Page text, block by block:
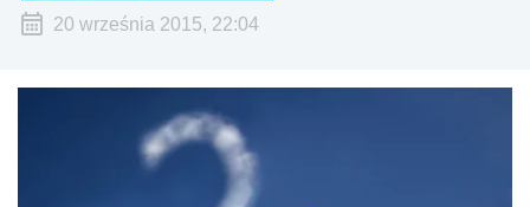
20 września 2015, 22:04